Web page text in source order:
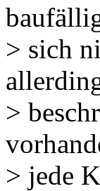
> sich
>
> jede